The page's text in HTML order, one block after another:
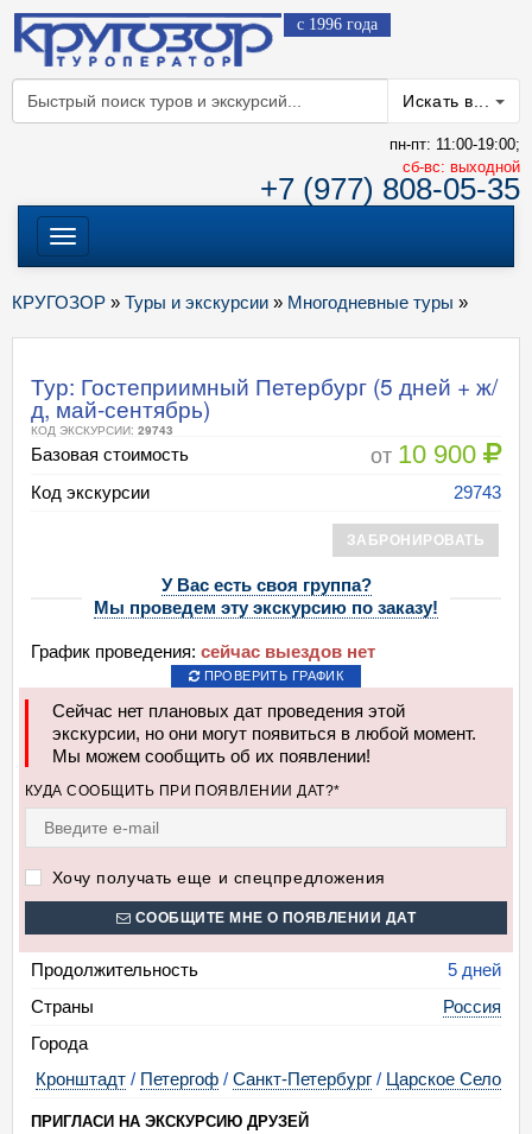
с 1996 года
Искать в...
пн-пт: 11:00-19:00;
cб-вс: выходной
+7 (977) 808-05-35
Меню
КРУГОЗОР » Туры и экскурсии » Многодневные туры »
Тур: Гостеприимный Петербург (5 дней + ж/
д, май-сентябрь)
КОД ЭКСКУРСИИ: 29743
Базовая стоимость от 10 900
Код экскурсии 29743
ЗАБРОНИРОВАТЬ
У Вас есть своя группа?
Мы проведем эту экскурсию по заказу!
График проведения: сейчас выездов нет
ПРОВЕРИТЬ ГРАФИК
Сейчас нет плановых дат проведения этой
экскурсии, но они могут появиться в любой момент.
Мы можем сообщить об их появлении!
КУДА СООБЩИТЬ ПРИ ПОЯВЛЕНИИ ДАТ?*
Хочу получать еще и спецпредложения
СООБЩИТЕ МНЕ О ПОЯВЛЕНИИ ДАТ
Продолжительность
5 дней
Страны
Россия
Города
Кронштадт / Петергоф / Санкт-Петербург / Царское Село
ПРИГЛАСИ НА ЭКСКУРСИЮ ДРУЗЕЙ